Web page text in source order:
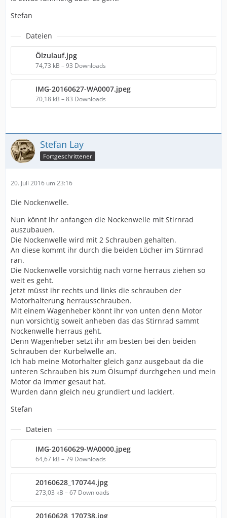
Stefan
Dateien
Ölzulauf.jpg
74,73 kB – 93 Downloads
IMG-20160627-WA0007.jpeg
70,18 kB – 83 Downloads
Stefan Lay
Fortgeschrittener
20. Juli 2016 um 23:16
Die Nockenwelle.
Nun könnt ihr anfangen die Nockenwelle mit Stirnrad
auszubauen.
Die Nockenwelle wird mit 2 Schrauben gehalten.
An diese kommt ihr durch die beiden Löcher im Stirnrad
ran.
Die Nockenwelle vorsichtig nach vorne herraus ziehen so
weit es geht.
Jetzt müsst ihr rechts und links die schrauben der
Motorhalterung herrausschrauben.
Mit einem Wagenheber könnt ihr von unten denn Motor
nun vorsichtig soweit anheben das das Stirnrad sammt
Nockenwelle herraus geht.
Denn Wagenheber setzt ihr am besten bei den beiden
Schrauben der Kurbelwelle an.
Ich hab meine Motorhalter gleich ganz ausgebaut da die
unteren Schrauben bis zum Ölsumpf durchgehen und mein
Motor da immer gesaut hat.
Wurden dann gleich neu grundiert und lackiert.
Stefan
Dateien
IMG-20160629-WA0000.jpeg
64,67 kB – 79 Downloads
20160628_170744.jpg
273,03 kB – 67 Downloads
20160628_170738.jpg